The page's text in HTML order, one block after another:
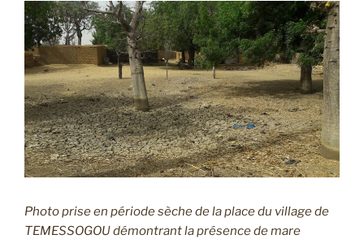
Photo prise en période sèche de la place du village de
TEMESSOGOU démontrant la présence de mare